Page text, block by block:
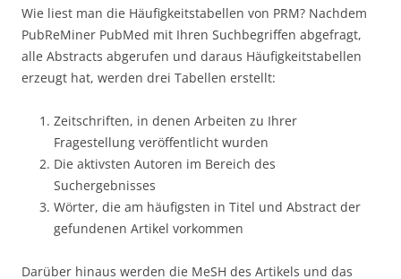
Wie liest man die Häufigkeitstabellen von PRM? Nachdem
PubReMiner PubMed mit Ihren Suchbegriffen abgefragt,
alle Abstracts abgerufen und daraus Häufigkeitstabellen
erzeugt hat, werden drei Tabellen erstellt:
Zeitschriften, in denen Arbeiten zu Ihrer
Fragestellung veröffentlicht wurden
Die aktivsten Autoren im Bereich des
Suchergebnisses
Wörter, die am häufigsten in Titel und Abstract der
gefundenen Artikel vorkommen
Darüber hinaus werden die MeSH des Artikels und das